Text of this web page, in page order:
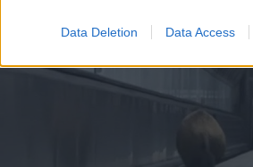
Data Deletion Data Access